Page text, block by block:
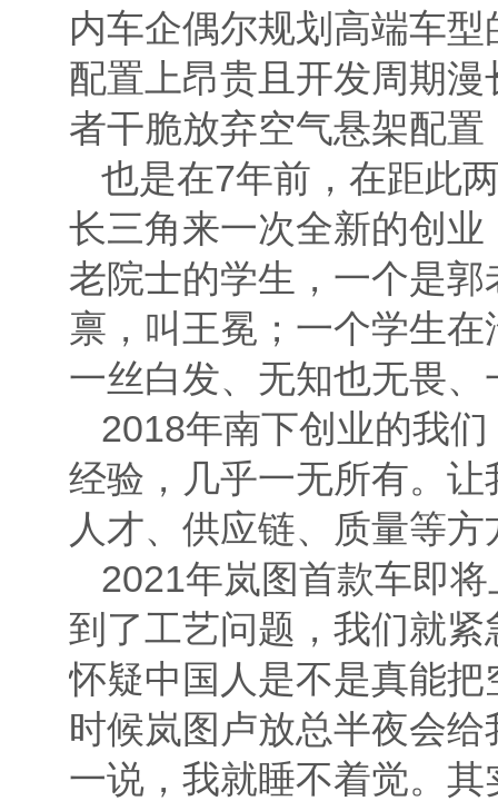
内车企偶尔规划高端车
配置上昂贵且开发周期
者干脆放弃空气悬架配
也是在7年前，在距此
长三角来一次全新的创
老院士的学生，一个是
禀，叫王冕；一个学生
一丝白发、无知也无畏
2018年南下创业的我
经验，几乎一无所有。
人才、供应链、质量等
2021年岚图首款车即
到了工艺问题，我们就
怀疑中国人是不是真能
时候岚图卢放总半夜会
一说，我就睡不着觉。